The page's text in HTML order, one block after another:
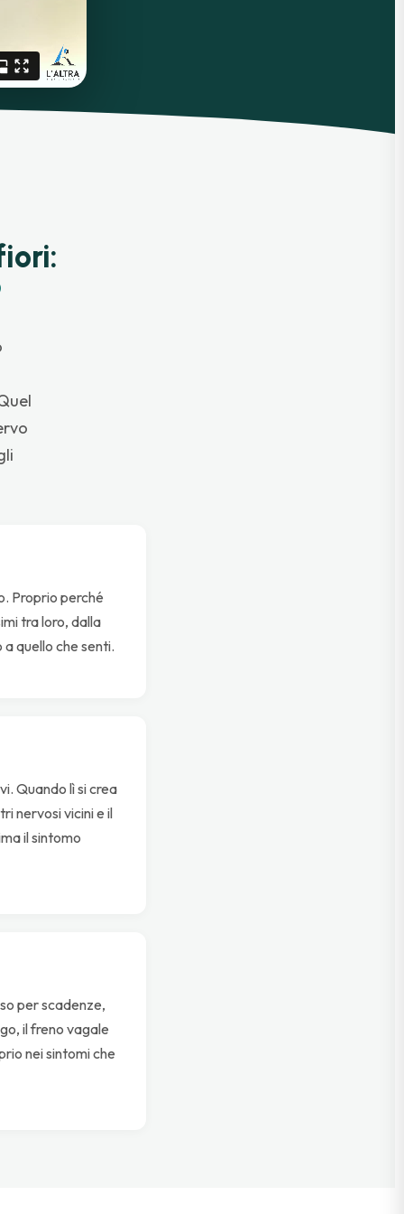
Proprio perché
tra loro, dalla
quello che senti.
Quando lì si crea
nervosi vicini e il
il sintomo
per scadenze,
il freno vagale
nei sintomi che